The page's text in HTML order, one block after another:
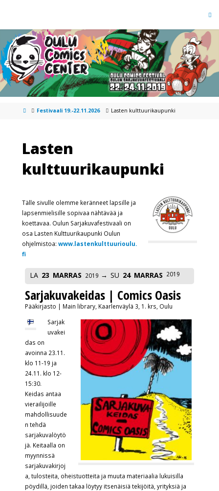
Festivaali 19.-22.11.2026 Lasten kulttuurikaupunki
Lasten
kulttuurikaupunki
Tälle sivulle olemme keränneet lapsille ja
lapsenmielisille sopivaa nähtävää ja
koettavaa. Oulun Sarjakuvafestivaali on
osa Lasten Kulttuurikaupunki Oulun
ohjelmistoa: www.lastenkulttuurioulu.
fi
LA 23 MARRAS 2019 SU 24 MARRAS 2019
Sarjakuvakeidas | Comics Oasis
Pääkirjasto | Main library, Kaarlenväylä 3, 1. krs, Oulu
Sarjak
uvakei
das on
avoinna 23.11.
klo 11-19 ja
24.11. klo 12-
15:30.
Keidas antaa
vierailijoille
mahdollisuude
n tehdä
sarjakuvalöytö
jä. Keitaalla on
myynnissä
sarjakuvakirjoj
a, tulosteita, oheistuotteita ja muuta materiaalia lukuisilla
pöydillä, joiden takaa löytyy itsenäisiä tekijöitä, yrityksiä ja